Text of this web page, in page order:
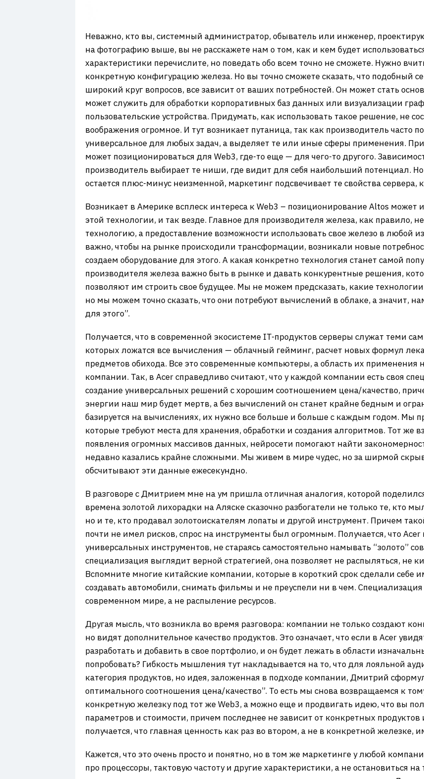
Неважно, кто вы, системный администратор, обыватель или инженер,
на фотографию выше, вы не расскажете нам о том, как и кем будет
характеристики перечислите, но поведать обо всем точно не сможете. Нужно
конкретную конфигурацию железа. Но вы точно сможете сказать, что подобный
широкий круг вопросов, все зависит от ваших потребностей. Он может стать
может служить для обработки корпоративных баз данных или визуализации
пользовательские устройства. Придумать, как использовать такое решение, не
воображения огромное. И тут возникает путаница, так как производитель часто
универсальное для любых задач, а выделяет те или иные сферы применения.
может позиционироваться для Web3, где-то еще — для чего-то другого.
производитель выбирает те ниши, где видит для себя наибольший потенциал.
остается плюс-минус неизменной, маркетинг подсвечивает те свойства
Возникает в Америке всплеск интереса к Web3 – позиционирование Altos может
этой технологии, и так везде. Главное для производителя железа, как правило,
технологию, а предоставление возможности использовать свое железо в любой
важно, чтобы на рынке происходили трансформации, возникали новые
создаем оборудование для этого. А какая конкретно технология станет самой
производителя железа важно быть в рынке и давать конкурентные решения,
позволяют им строить свое будущее. Мы не можем предсказать, какие технологии
но мы можем точно сказать, что они потребуют вычислений в облаке, а значит,
для этого”.
Получается, что в современной экосистеме IT-продуктов серверы служат теми
которых ложатся все вычисления — облачный гейминг, расчет новых формул
предметов обихода. Все это современные компьютеры, а область их применения
компании. Так, в Acer справедливо считают, что у каждой компании есть своя
создание универсальных решений с хорошим соотношением цена/качество,
энергии наш мир будет мертв, а без вычислений он станет крайне бедным и
базируется на вычислениях, их нужно все больше и больше с каждым годом. Мы
которые требуют места для хранения, обработки и создания алгоритмов. Тот же
появления огромных массивов данных, нейросети помогают найти
недавно казались крайне сложными. Мы живем в мире чудес, но за ширмой
обсчитывают эти данные ежесекундно.
В разговоре с Дмитрием мне на ум пришла отличная аналогия, которой
времена золотой лихорадки на Аляске сказочно разбогатели не только те, кто
но и те, кто продавал золотоискателям лопаты и другой инструмент. Причем
почти не имел рисков, спрос на инструменты был огромным. Получается, что Acer
универсальных инструментов, не стараясь самостоятельно намывать “золото”
специализация выглядит верной стратегией, она позволяет не распыляться, не
Вспомните многие китайские компании, которые в короткий срок сделали себе
создавать автомобили, снимать фильмы и не преуспели ни в чем.
современном мире, а не распыление ресурсов.
Другая мысль, что возникла во время разговора: компании не только создают
но видят дополнительное качество продуктов. Это означает, что если в Acer
разработать и добавить в свое портфолио, и он будет лежать в области
попробовать? Гибкость мышления тут накладывается на то, что для лояльной
категория продуктов, но идея, заложенная в подходе компании, Дмитрий
оптимального соотношения цена/качество”. То есть мы снова возвращаемся к
конкретную железку под тот же Web3, а можно еще и продвигать идею, что вы
параметров и стоимости, причем последнее не зависит от конкретных
получается, что главная ценность как раз во втором, а не в конкретной
Кажется, что это очень просто и понятно, но в том же маркетинге у любой
про процессоры, тактовую частоту и другие характеристики, а не остановиться